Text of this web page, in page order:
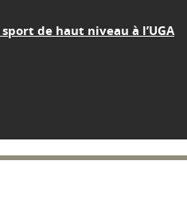
de haut niveau à l’UGA